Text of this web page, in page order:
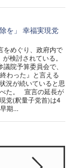
を」 幸福実現党
をめぐり、政府内で
検討されている。
院予算委員会で、
わった』と言える
況が続いていると思
た。 宣言の延長が
党(釈量子党首)は4
期...